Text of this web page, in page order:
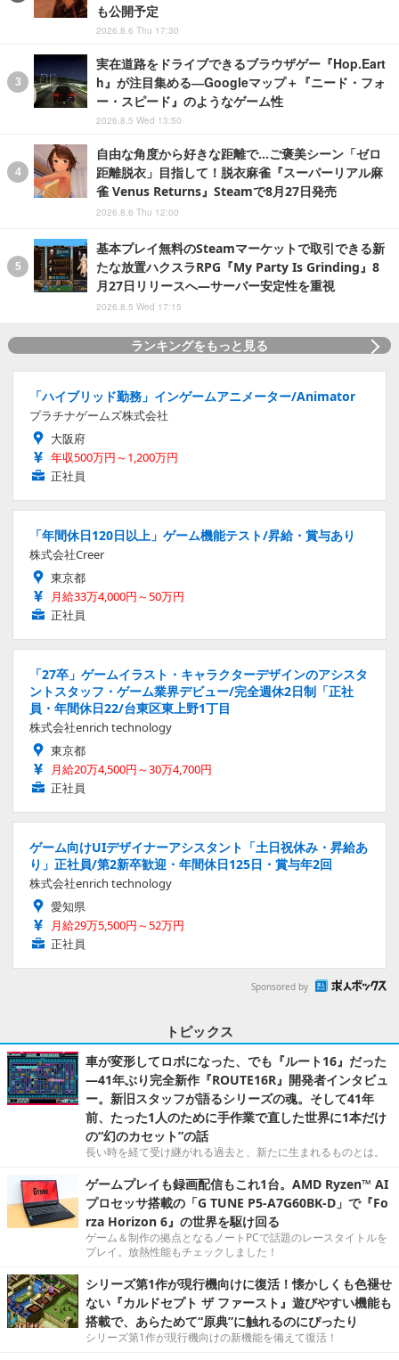
も公開予定
2026.8.6 Thu 17:30
実在道路をドライブできるブラウザゲー『Hop.Eart
h』が注目集める―Googleマップ＋『ニード・フォ
ー・スピード』のようなゲーム性
2026.8.5 Wed 13:50
自由な角度から好きな距離で…ご褒美シーン「ゼロ
距離脱衣」目指して！脱衣麻雀『スーパーリアル麻
雀 Venus Returns』Steamで8月27日発売
2026.8.6 Thu 12:00
基本プレイ無料のSteamマーケットで取引できる新
たな放置ハクスラRPG『My Party Is Grinding』8
月27日リリースへ―サーバー安定性を重視
2026.8.5 Wed 17:15
ランキングをもっと見る
「ハイブリッド勤務」インゲームアニメーター/Animator
プラチナゲームズ株式会社
大阪府
年収500万円～1,200万円
正社員
「年間休日120日以上」ゲーム機能テスト/昇給・賞与あり
株式会社Creer
東京都
月給33万4,000円～50万円
正社員
「27卒」ゲームイラスト・キャラクターデザインのアシスタ
ントスタッフ・ゲーム業界デビュー/完全週休2日制「正社
員・年間休日22/台東区東上野1丁目
株式会社enrich technology
東京都
月給20万4,500円～30万4,700円
正社員
ゲーム向けUIデザイナーアシスタント「土日祝休み・昇給あ
り」正社員/第2新卒歓迎・年間休日125日・賞与年2回
株式会社enrich technology
愛知県
月給29万5,500円～52万円
正社員
Sponsored by
トピックス
車が変形してロボになった、でも『ルート16』だった
―41年ぶり完全新作『ROUTE16R』開発者インタビュ
ー。新旧スタッフが語るシリーズの魂。そして41年
前、たった1人のために手作業で直した世界に1本だけ
の“幻のカセット”の話
長い時を経て受け継がれる過去と、新たに生まれるものとは。
ゲームプレイも録画配信もこれ1台。AMD Ryzen™ AI
プロセッサ搭載の「G TUNE P5-A7G60BK-D」で『Fo
rza Horizon 6』の世界を駆け回る
ゲーム＆制作の拠点となるノートPCで話題のレースタイトルを
プレイ。放熱性能もチェックしました！
シリーズ第1作が現行機向けに復活！懐かしくも色褪せ
ない『カルドセプト ザ ファースト』遊びやすい機能も
搭載で、あらためて“原典”に触れるのにぴったり
シリーズ第1作が現行機向けの新機能を備えて復活！